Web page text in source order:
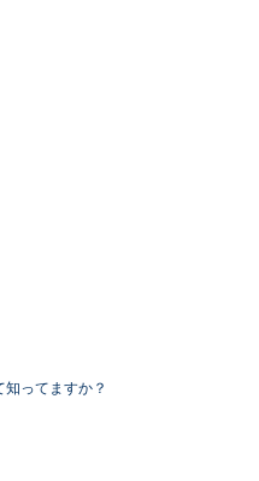
知ってますか？